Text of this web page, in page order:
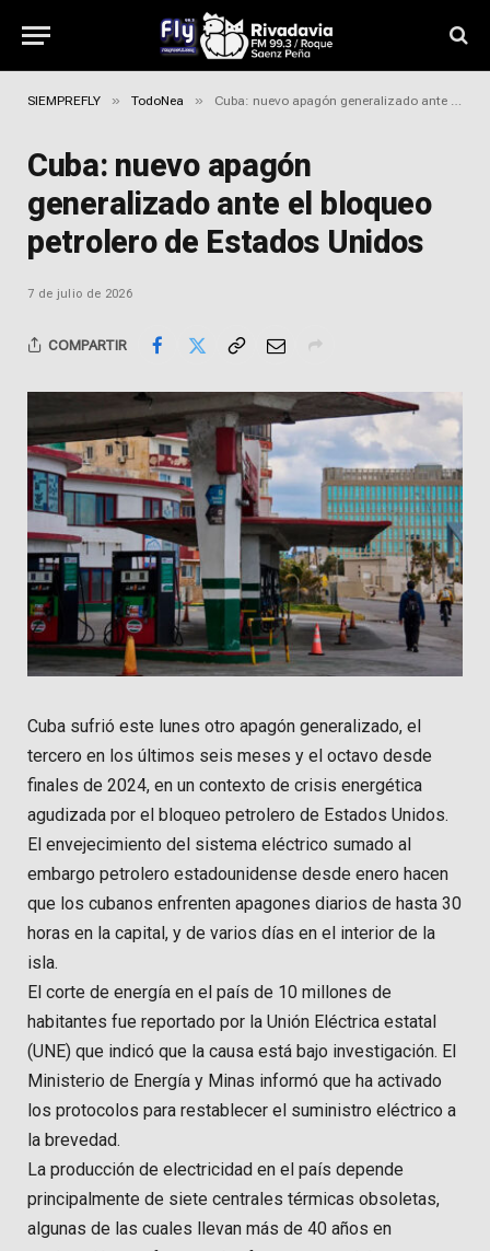
SIEMPREFLY » TodoNea » Cuba: nuevo apagón generalizado ante el bloqueo petrolero de Estados Unidos
Cuba: nuevo apagón
generalizado ante el bloqueo
petrolero de Estados Unidos
7 de julio de 2026
COMPARTIR
Cuba sufrió este lunes otro apagón generalizado, el
tercero en los últimos seis meses y el octavo desde
finales de 2024, en un contexto de crisis energética
agudizada por el bloqueo petrolero de Estados Unidos.
El envejecimiento del sistema eléctrico sumado al
embargo petrolero estadounidense desde enero hacen
que los cubanos enfrenten apagones diarios de hasta 30
horas en la capital, y de varios días en el interior de la
isla.
El corte de energía en el país de 10 millones de
habitantes fue reportado por la Unión Eléctrica estatal
(UNE) que indicó que la causa está bajo investigación. El
Ministerio de Energía y Minas informó que ha activado
los protocolos para restablecer el suministro eléctrico a
la brevedad.
La producción de electricidad en el país depende
principalmente de siete centrales térmicas obsoletas,
algunas de las cuales llevan más de 40 años en